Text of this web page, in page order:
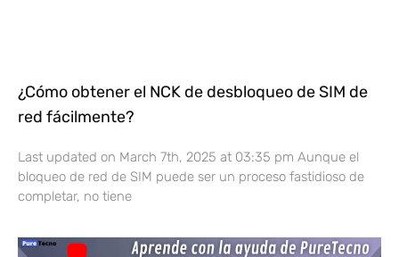
¿Cómo obtener el NCK de desbloqueo de SIM de
red fácilmente?
Last updated on March 7th, 2025 at 03:35 pm Aunque el
bloqueo de red de SIM puede ser un proceso fastidioso de
completar, no tiene